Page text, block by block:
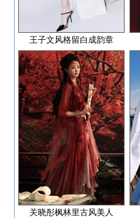
王子文风格留白成韵章
关晓彤枫林里古风美人